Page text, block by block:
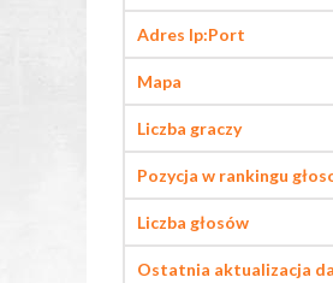
Adres Ip:Port
Mapa
Liczba graczy
Pozycja w rankingu
Liczba głosów
Ostatnia aktualizacja